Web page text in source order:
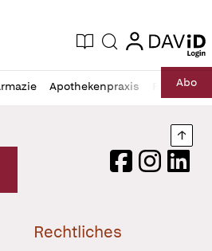
Zeitung
Aktuelle Ausgabe
Suche login
login
Apothekenpraxis RechtAbo
Logo
FacebookInstagram
Rechtliches